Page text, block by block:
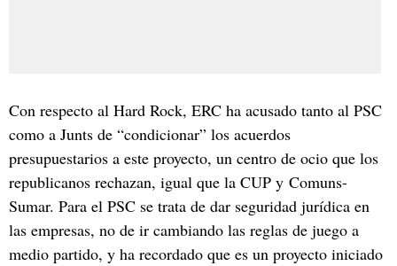
Con respecto al Hard Rock, ERC ha acusado tanto al PSC
como a Junts de “condicionar” los acuerdos
presupuestarios a este proyecto, un centro de ocio que los
republicanos rechazan, igual que la CUP y Comuns-
Sumar. Para el PSC se trata de dar seguridad jurídica en
las empresas, no de ir cambiando las reglas de juego a
medio partido, y ha recordado que es un proyecto iniciado